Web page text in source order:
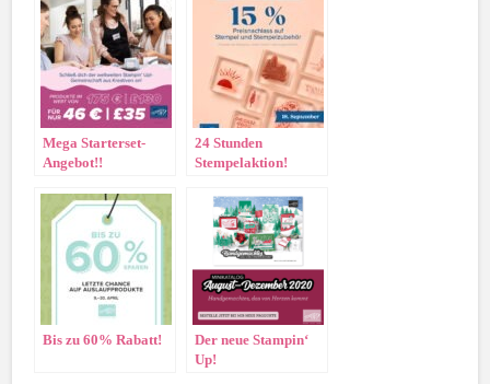
Mega Starterset-
Angebot!!
24 Stunden
Stempelaktion!
Bis zu 60% Rabatt!
Der neue Stampin‘
Up!